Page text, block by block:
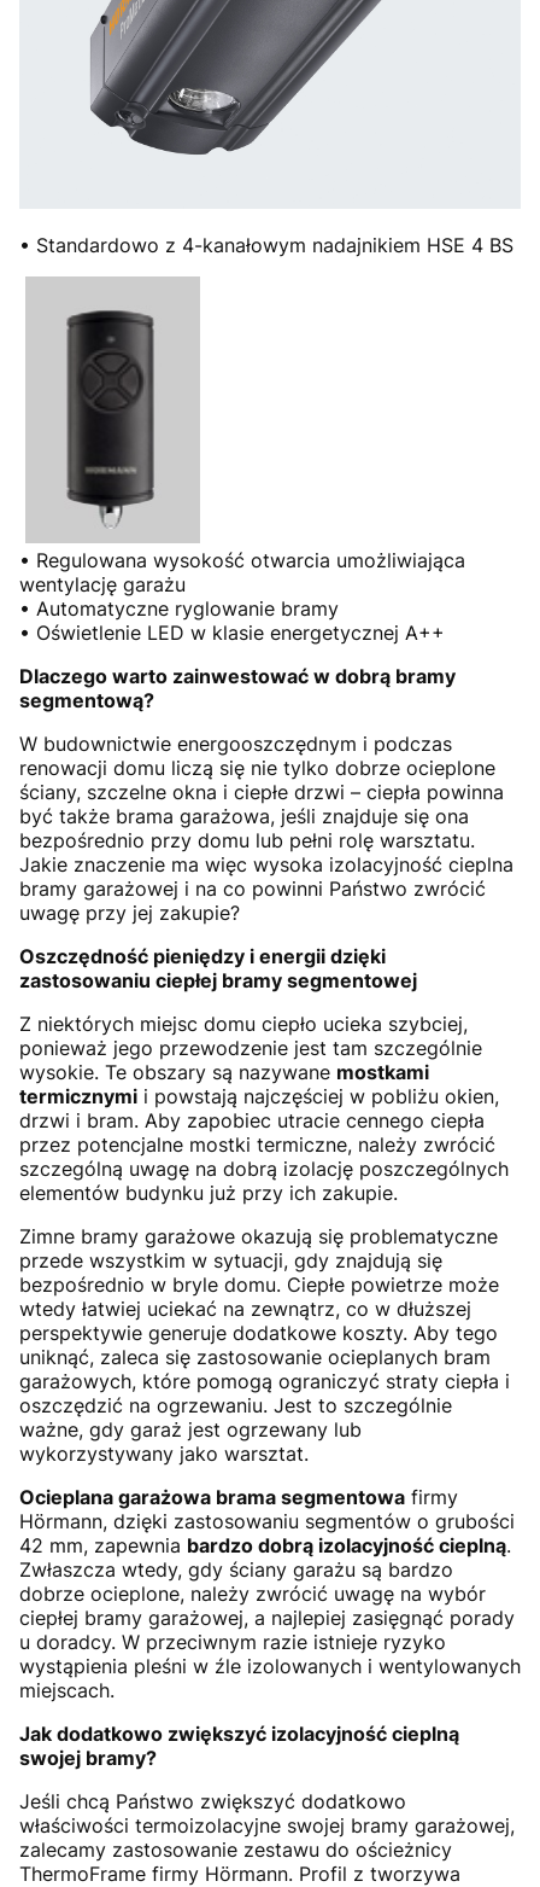
• Standardowo z 4-kanałowym nadajnikiem HSE 4 BS
• Regulowana wysokość otwarcia umożliwiająca
wentylację garażu
• Automatyczne ryglowanie bramy
• Oświetlenie LED w klasie energetycznej A++
Dlaczego warto zainwestować w dobrą bramy
segmentową?
W budownictwie energooszczędnym i podczas
renowacji domu liczą się nie tylko dobrze ocieplone
ściany, szczelne okna i ciepłe drzwi – ciepła powinna
być także brama garażowa, jeśli znajduje się ona
bezpośrednio przy domu lub pełni rolę warsztatu.
Jakie znaczenie ma więc wysoka izolacyjność cieplna
bramy garażowej i na co powinni Państwo zwrócić
uwagę przy jej zakupie?
Oszczędność pieniędzy i energii dzięki
zastosowaniu ciepłej bramy segmentowej
Z niektórych miejsc domu ciepło ucieka szybciej,
ponieważ jego przewodzenie jest tam szczególnie
wysokie. Te obszary są nazywane mostkami
termicznymi i powstają najczęściej w pobliżu okien,
drzwi i bram. Aby zapobiec utracie cennego ciepła
przez potencjalne mostki termiczne, należy zwrócić
szczególną uwagę na dobrą izolację poszczególnych
elementów budynku już przy ich zakupie.
Zimne bramy garażowe okazują się problematyczne
przede wszystkim w sytuacji, gdy znajdują się
bezpośrednio w bryle domu. Ciepłe powietrze może
wtedy łatwiej uciekać na zewnątrz, co w dłuższej
perspektywie generuje dodatkowe koszty. Aby tego
uniknąć, zaleca się zastosowanie ocieplanych bram
garażowych, które pomogą ograniczyć straty ciepła i
oszczędzić na ogrzewaniu. Jest to szczególnie
ważne, gdy garaż jest ogrzewany lub
wykorzystywany jako warsztat.
Ocieplana garażowa brama segmentowa firmy
Hörmann, dzięki zastosowaniu segmentów o grubości
42 mm, zapewnia bardzo dobrą izolacyjność cieplną.
Zwłaszcza wtedy, gdy ściany garażu są bardzo
dobrze ocieplone, należy zwrócić uwagę na wybór
ciepłej bramy garażowej, a najlepiej zasięgnąć porady
u doradcy. W przeciwnym razie istnieje ryzyko
wystąpienia pleśni w źle izolowanych i wentylowanych
miejscach.
Jak dodatkowo zwiększyć izolacyjność cieplną
swojej bramy?
Jeśli chcą Państwo zwiększyć dodatkowo
właściwości termoizolacyjne swojej bramy garażowej,
zalecamy zastosowanie zestawu do ościeżnicy
ThermoFrame firmy Hörmann. Profil z tworzywa